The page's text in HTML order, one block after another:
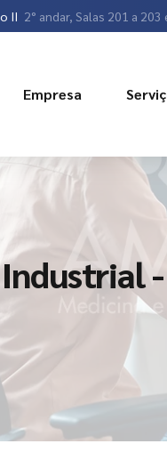
II 2° andar, Salas 201 a
Empresa